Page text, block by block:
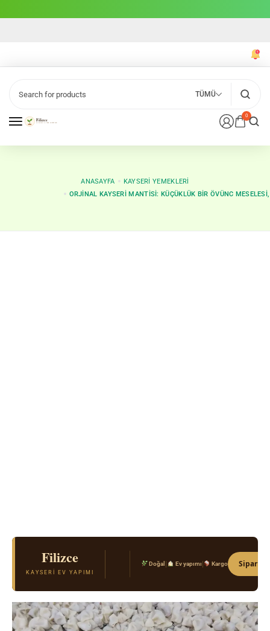
0
TÜMÜ
ANASAYFA
KAYSERI YEMEKLERI
ORJINAL KAYSERI MANTISI: KÜÇÜKLÜK BIR ÖVÜNC
Filizce
KAYSERI EV YAPIMI
El Açması Mantı & Ev Yemekleri
Gerçek Kayseri tarifi · Kimyasal katkı yok ·
Doğal Ev yapımı Kargo Sipariş